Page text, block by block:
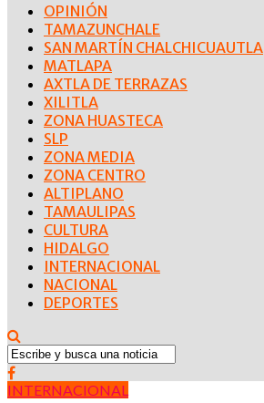
OPINIÓN
TAMAZUNCHALE
SAN MARTÍN CHALCHICUAUTLA
MATLAPA
AXTLA DE TERRAZAS
XILITLA
ZONA HUASTECA
SLP
ZONA MEDIA
ZONA CENTRO
ALTIPLANO
TAMAULIPAS
CULTURA
HIDALGO
INTERNACIONAL
NACIONAL
DEPORTES
INTERNACIONAL